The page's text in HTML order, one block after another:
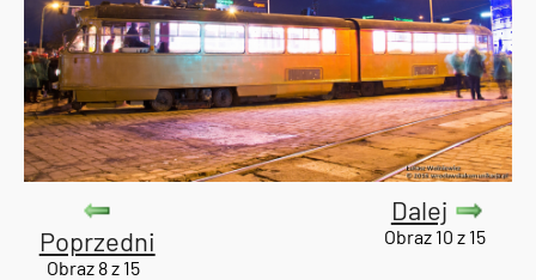
Poprzedni
Obraz 8 z 15
Dalej
Obraz 10 z 15